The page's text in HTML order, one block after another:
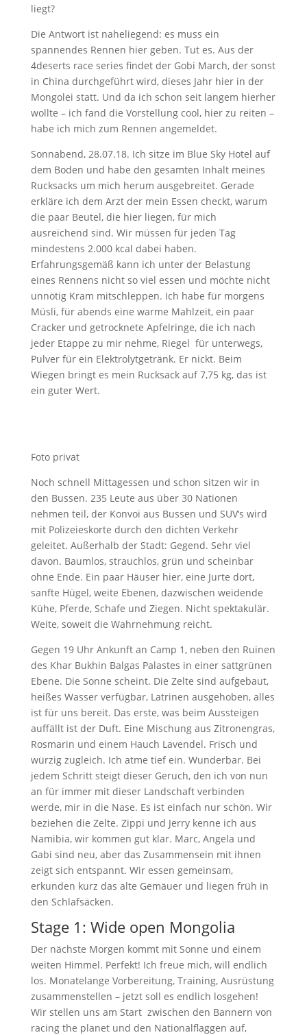
liegt?
Die Antwort ist naheliegend: es muss ein
spannendes Rennen hier geben. Tut es. Aus der
4deserts race series findet der Gobi March, der sonst
in China durchgeführt wird, dieses Jahr hier in der
Mongolei statt. Und da ich schon seit langem hierher
wollte – ich fand die Vorstellung cool, hier zu reiten –
habe ich mich zum Rennen angemeldet.
Sonnabend, 28.07.18. Ich sitze im Blue Sky Hotel auf
dem Boden und habe den gesamten Inhalt meines
Rucksacks um mich herum ausgebreitet. Gerade
erkläre ich dem Arzt der mein Essen checkt, warum
die paar Beutel, die hier liegen, für mich
ausreichend sind. Wir müssen für jeden Tag
mindestens 2.000 kcal dabei haben.
Erfahrungsgemäß kann ich unter der Belastung
eines Rennens nicht so viel essen und möchte nicht
unnötig Kram mitschleppen. Ich habe für morgens
Müsli, für abends eine warme Mahlzeit, ein paar
Cracker und getrocknete Apfelringe, die ich nach
jeder Etappe zu mir nehme, Riegel für unterwegs,
Pulver für ein Elektrolytgetränk. Er nickt. Beim
Wiegen bringt es mein Rucksack auf 7,75 kg, das ist
ein guter Wert.
Foto privat
Noch schnell Mittagessen und schon sitzen wir in
den Bussen. 235 Leute aus über 30 Nationen
nehmen teil, der Konvoi aus Bussen und SUV‘s wird
mit Polizeieskorte durch den dichten Verkehr
geleitet. Außerhalb der Stadt: Gegend. Sehr viel
davon. Baumlos, strauchlos, grün und scheinbar
ohne Ende. Ein paar Häuser hier, eine Jurte dort,
sanfte Hügel, weite Ebenen, dazwischen weidende
Kühe, Pferde, Schafe und Ziegen. Nicht spektakulär.
Weite, soweit die Wahrnehmung reicht.
Gegen 19 Uhr Ankunft an Camp 1, neben den Ruinen
des Khar Bukhin Balgas Palastes in einer sattgrünen
Ebene. Die Sonne scheint. Die Zelte sind aufgebaut,
heißes Wasser verfügbar, Latrinen ausgehoben, alles
ist für uns bereit. Das erste, was beim Aussteigen
auffällt ist der Duft. Eine Mischung aus Zitronengras,
Rosmarin und einem Hauch Lavendel. Frisch und
würzig zugleich. Ich atme tief ein. Wunderbar. Bei
jedem Schritt steigt dieser Geruch, den ich von nun
an für immer mit dieser Landschaft verbinden
werde, mir in die Nase. Es ist einfach nur schön. Wir
beziehen die Zelte. Zippi und Jerry kenne ich aus
Namibia, wir kommen gut klar. Marc, Angela und
Gabi sind neu, aber das Zusammensein mit ihnen
zeigt sich entspannt. Wir essen gemeinsam,
erkunden kurz das alte Gemäuer und liegen früh in
den Schlafsäcken.
Stage 1: Wide open Mongolia
Der nächste Morgen kommt mit Sonne und einem
weiten Himmel. Perfekt! Ich freue mich, will endlich
los. Monatelange Vorbereitung, Training, Ausrüstung
zusammenstellen – jetzt soll es endlich losgehen!
Wir stellen uns am Start zwischen den Bannern von
racing the planet und den Nationalflaggen auf,